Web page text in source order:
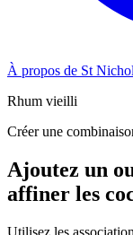
À propos de St
Rhum vieilli
Créer une
Ajoutez un
affiner les
Utilisez les